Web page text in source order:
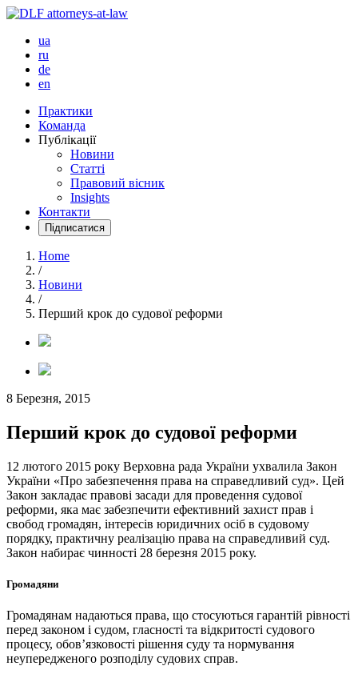
ua
ru
de
en
Практики
Команда
Публікації
Новини
Статті
Правовий вісник
Insights
Контакти
Підписатися
Home
/
Новини
/
Перший крок до судової реформи
8 Березня, 2015
Перший крок до судової реформи
12 лютого 2015 року Верховна рада України ухвалила Закон
України «Про забезпечення права на справедливий суд». Цей
Закон закладає правові засади для проведення судової
реформи, яка має забезпечити ефективний захист прав і
свобод громадян, інтересів юридичних осіб в судовому
порядку, практичну реалізацію права на справедливий суд.
Закон набирає чинності 28 березня 2015 року.
Громадяни
Громадянам надаються права, що стосуються гарантій рівності
перед законом і судом, гласності та відкритості судового
процесу, обов’язковості рішення суду та нормування
неупередженого розподілу судових справ.